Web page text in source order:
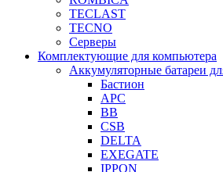
TECLAST
TECNO
Серверы
Комплектующие для компьютера
Аккумуляторные батареи
Бастион
APC
BB
CSB
DELTA
EXEGATE
IPPON